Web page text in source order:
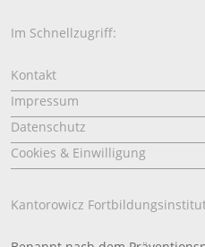
Im Schnellzugriff:
Kontakt
Impressum
Datenschutz
Cookies & Einwilligung
Kantorowicz